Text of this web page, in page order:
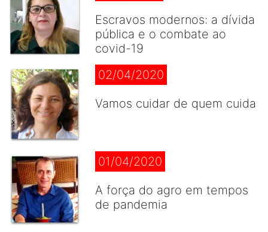
Escravos modernos: a dívida
pública e o combate ao
covid-19
02/04/2020
Vamos cuidar de quem cuida
01/04/2020
A força do agro em tempos
de pandemia